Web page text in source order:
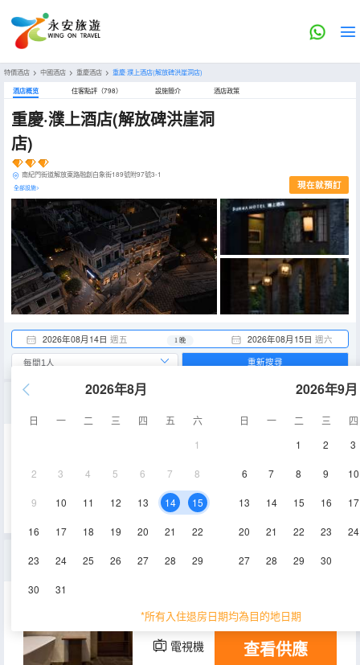
特價酒店 > 中國酒店 > 重慶酒店 > 重慶·濮上酒店(解放碑洪崖洞店)
酒店概览 住客點評（798） 設施簡介 酒店政策
重慶·濮上酒店(解放碑洪崖洞
店)
南紀門街道解放東路融創白象街189號附97號3-1
全部設施> 現在就預訂
2026年08月14日 週五 2026年08月15日 週六
1 晚
2026年8月
日 一 二 三 四 五
六
1
2 3 4 5 6 7 8
9 10 11 12 13 14 15
16 17 18 19 20 21 22
23 24 25 26 27 28 29
30 31
2026年9月
日 一 二 三
四
1
2 3
6 7 8 9 10
13 14 15 16 17
20 21 22 23 24
27 28 29 30
*所有入住退房日期均為目的地日期
重新搜尋
35-38㎡ 空調
淋浴
45-48㎡ 2層 空調
電視機 冰箱
查看供應